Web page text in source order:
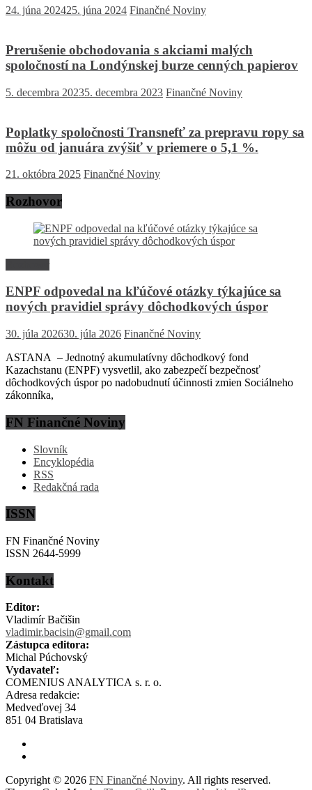
24. júna 202425. júna 2024 Finančné Noviny
Prerušenie obchodovania s akciami malých
spoločností na Londýnskej burze cenných papierov
5. decembra 20235. decembra 2023 Finančné Noviny
Poplatky spoločnosti Transnefť za prepravu ropy sa
môžu od januára zvýšiť v priemere o 5,1 %.
21. októbra 2025 Finančné Noviny
Rozhovor
ENPF odpovedal na kľúčové otázky týkajúce sa
nových pravidiel správy dôchodkových úspor
30. júla 202630. júla 2026 Finančné Noviny
ASTANA – Jednotný akumulatívny dôchodkový fond
Kazachstanu (ENPF) vysvetlil, ako zabezpečí bezpečnosť
dôchodkových úspor po nadobudnutí účinnosti zmien Sociálneho
zákonníka,
FN Finančné Noviny
Slovník
Encyklopédia
RSS
Redakčná rada
ISSN
FN Finančné Noviny
ISSN 2644-5999
Kontakt
Editor:
Vladimír Bačišin
vladimir.bacisin@gmail.com
Zástupca editora:
Michal Púchovský
Vydavateľ:
COMENIUS ANALYTICA s. r. o.
Adresa redakcie:
Medveďovej 34
851 04 Bratislava
Copyright © 2026 FN Finančné Noviny. All rights reserved.